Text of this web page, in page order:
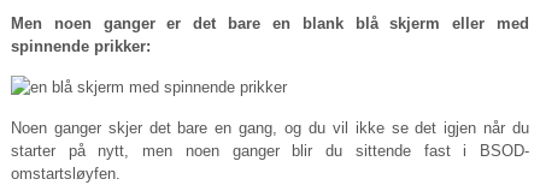
Men noen ganger er det bare en blank blå skjerm eller med
spinnende prikker:
Noen ganger skjer det bare en gang, og du vil ikke se det igjen når du
starter på nytt, men noen ganger blir du sittende fast i BSOD-
omstartsløyfen.